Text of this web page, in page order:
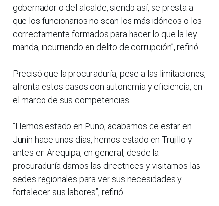
gobernador o del alcalde, siendo así, se presta a
que los funcionarios no sean los más idóneos o los
correctamente formados para hacer lo que la ley
manda, incurriendo en delito de corrupción”, refirió.
Precisó que la procuraduría, pese a las limitaciones,
afronta estos casos con autonomía y eficiencia, en
el marco de sus competencias.
“Hemos estado en Puno, acabamos de estar en
Junín hace unos días, hemos estado en Trujillo y
antes en Arequipa, en general, desde la
procuraduría damos las directrices y visitamos las
sedes regionales para ver sus necesidades y
fortalecer sus labores”, refirió.